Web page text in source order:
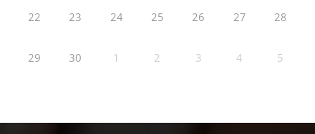
22 23 24 25 26 27 28
29 30 1 2 3 4 5